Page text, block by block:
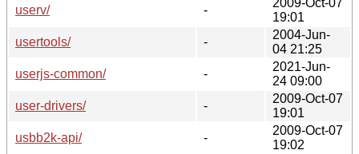
userv/ -
19:01
usertools/
-
2004-Jun-
04 21:25
userjs-common/
-
2021-Jun-
24 09:00
user-drivers/
-
2009-Oct-07
19:01
usbb2k-api/
-
2009-Oct-07
19:02